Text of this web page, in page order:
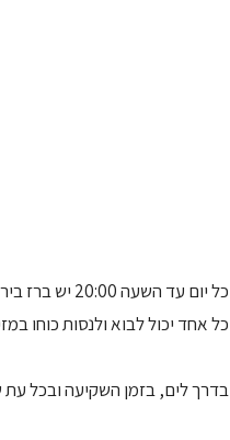
כל יום עד השעה 20:00 יש ברז בירה חופשי בוירג'ין קפה
כל אחד יכול לבוא ולנסות כוחו
בדרך לים, בזמן השקיעה ובכל עת